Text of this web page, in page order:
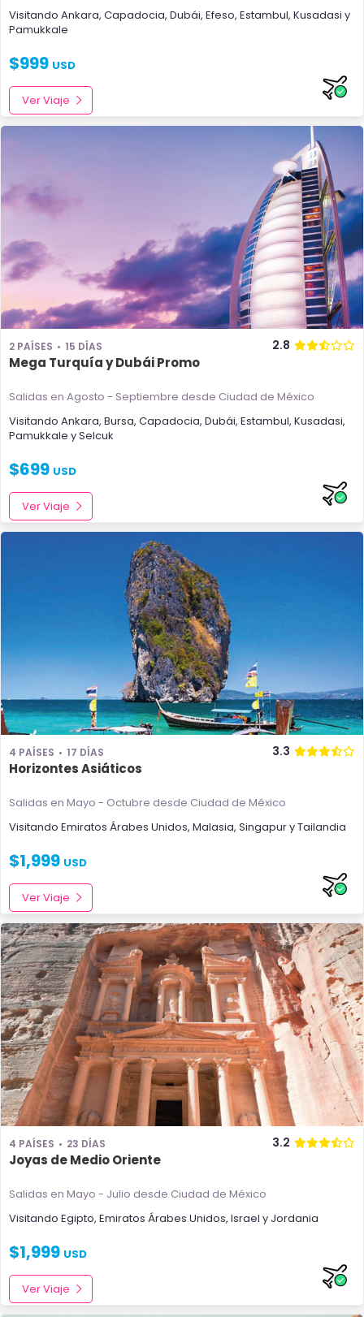
Visitando Ankara, Capadocia, Dubái, Efeso, Estambul, Kusadasi y
Pamukkale
$999 USD
Ver Viaje
2 PAÍSES 15 DÍAS 2.8
Mega Turquía y Dubái Promo
Salidas en Agosto - Septiembre desde Ciudad de México
Visitando Ankara, Bursa, Capadocia, Dubái, Estambul, Kusadasi,
Pamukkale ySelcuk
$699 USD
Ver Viaje
4 PAÍSES 17 DÍAS 3.3
Horizontes Asiáticos
Salidas en Mayo - Octubre desde Ciudad de México
Visitando Emiratos Árabes Unidos, Malasia, SingapuryTailandia
$1,999 USD
Ver Viaje
4 PAÍSES 23 DÍAS 3.2
Joyas de Medio Oriente
Salidas en Mayo - Julio desde Ciudad de México
Visitando Egipto, Emiratos Árabes Unidos, Israel y Jordania
$1,999 USD
Ver Viaje